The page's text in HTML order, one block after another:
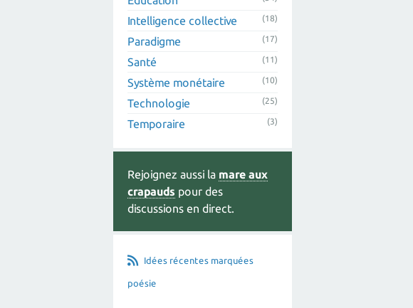
Intelligence collective (18)
Paradigme (17)
Santé (11)
Système monétaire (10)
Technologie (25)
Temporaire (3)
Rejoignez aussi la mare aux
crapauds pour des
discussions en direct.
Idées récentes marquées
poésie